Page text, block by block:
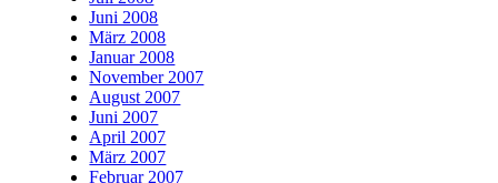
Juni 2008
März 2008
Januar 2008
November 2007
August 2007
Juni 2007
April 2007
März 2007
Februar 2007